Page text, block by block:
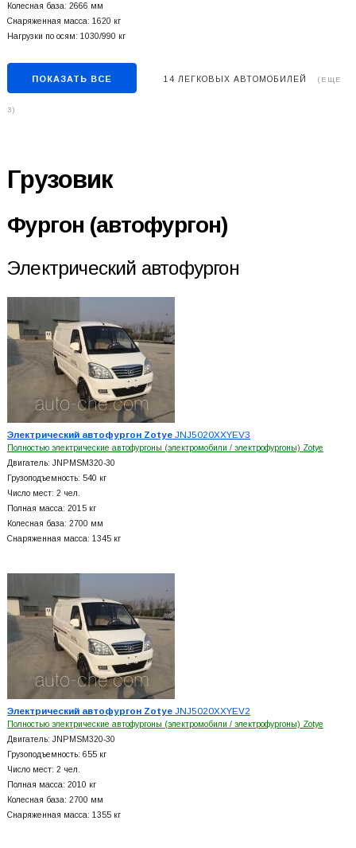
Колесная база: 2666 мм
Снаряженная масса: 1620 кг
Нагрузки по осям: 1030/990 кг
ПОКАЗАТЬ ВСЕ 14 ЛЕГКОВЫХ АВТОМОБИЛЕЙ (ЕЩЕ
3)
Грузовик
Фургон (автофургон)
Электрический автофургон
Электрический автофургон ZotyeJNJ5020XXYEV3
Полностью электрические автофургоны (электромобили / электрофургоны) Zotye
Двигатель: JNPMSM320-30
Грузоподъемность: 540 кг
Число мест: 2 чел.
Полная масса: 2015 кг
Колесная база: 2700 мм
Снаряженная масса: 1345 кг
Электрический автофургон ZotyeJNJ5020XXYEV2
Полностью электрические автофургоны (электромобили / электрофургоны) Zotye
Двигатель: JNPMSM320-30
Грузоподъемность: 655 кг
Число мест: 2 чел.
Полная масса: 2010 кг
Колесная база: 2700 мм
Снаряженная масса: 1355 кг